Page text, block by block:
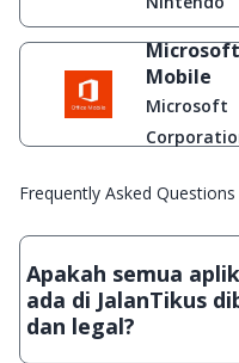
Mobile
Microsoft
Frequently Asked Questions
Apakah semua
ada di JalanTikus
dan legal?